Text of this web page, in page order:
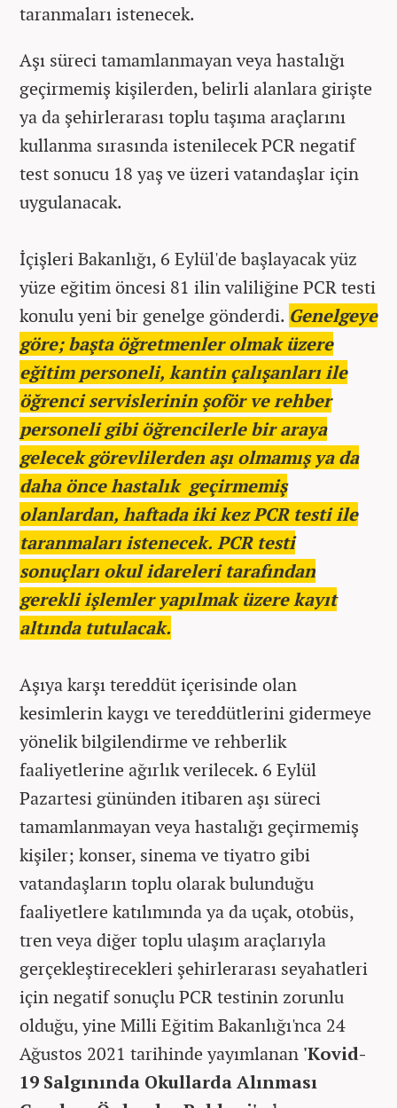
taranmaları istenecek.
Aşı süreci tamamlanmayan veya hastalığı
geçirmemiş kişilerden, belirli alanlara girişte
ya da şehirlerarası toplu taşıma araçlarını
kullanma sırasında istenilecek PCR negatif
test sonucu 18 yaş ve üzeri vatandaşlar için
uygulanacak.
İçişleri Bakanlığı, 6 Eylül'de başlayacak yüz
yüze eğitim öncesi 81 ilin valiliğine PCR testi
konulu yeni bir genelge gönderdi. Genelgeye
göre; başta öğretmenler olmak üzere
eğitim personeli, kantin çalışanları ile
öğrenci servislerinin şoför ve rehber
personeli gibi öğrencilerle bir araya
gelecek görevlilerden aşı olmamış ya da
daha önce hastalık geçirmemiş
olanlardan, haftada iki kez PCR testi ile
taranmaları istenecek. PCR testi
sonuçları okul idareleri tarafından
gerekli işlemler yapılmak üzere kayıt
altında tutulacak.
Aşıya karşı tereddüt içerisinde olan
kesimlerin kaygı ve tereddütlerini gidermeye
yönelik bilgilendirme ve rehberlik
faaliyetlerine ağırlık verilecek. 6 Eylül
Pazartesi gününden itibaren aşı süreci
tamamlanmayan veya hastalığı geçirmemiş
kişiler; konser, sinema ve tiyatro gibi
vatandaşların toplu olarak bulunduğu
faaliyetlere katılımında ya da uçak, otobüs,
tren veya diğer toplu ulaşım araçlarıyla
gerçekleştirecekleri şehirlerarası seyahatleri
için negatif sonuçlu PCR testinin zorunlu
olduğu, yine Milli Eğitim Bakanlığı'nca 24
Ağustos 2021 tarihinde yayımlanan 'Kovid-
19 Salgınında Okullarda Alınması